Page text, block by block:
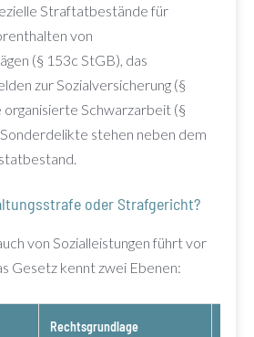
Straftatbestände für
von
(§ 153c StGB), das
zur Sozialversicherung (§
organisierte Schwarzarbeit (§
stehen neben dem
oder Strafgericht?
von Sozialleistungen führt vor
Gesetz kennt zwei Ebenen:
Rechtsgrundlage